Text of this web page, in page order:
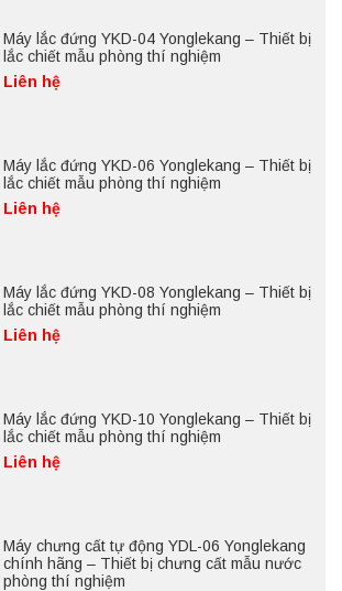
Máy lắc đứng YKD-04 Yonglekang – Thiết bị
lắc chiết mẫu phòng thí nghiệm
Liên hệ
Máy lắc đứng YKD-06 Yonglekang – Thiết bị
lắc chiết mẫu phòng thí nghiệm
Liên hệ
Máy lắc đứng YKD-08 Yonglekang – Thiết bị
lắc chiết mẫu phòng thí nghiệm
Liên hệ
Máy lắc đứng YKD-10 Yonglekang – Thiết bị
lắc chiết mẫu phòng thí nghiệm
Liên hệ
Máy chưng cất tự động YDL-06 Yonglekang
chính hãng – Thiết bị chưng cất mẫu nước
phòng thí nghiệm